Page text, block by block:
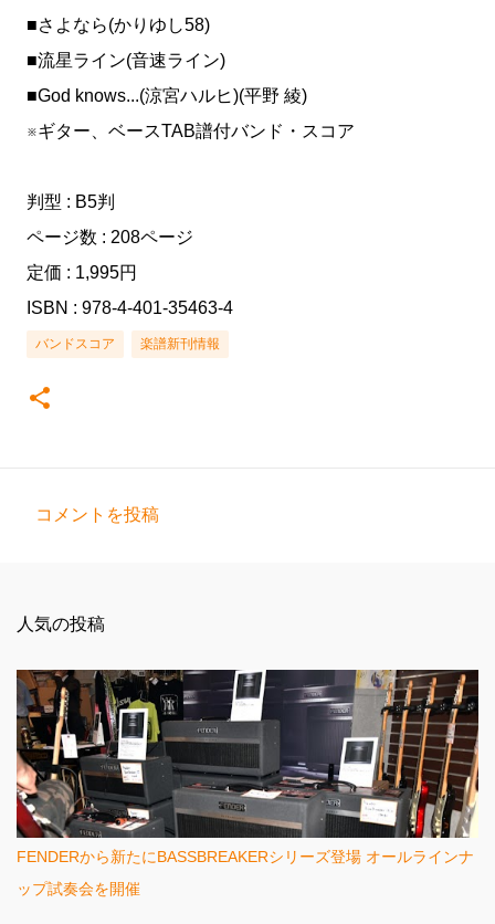
■さよなら(かりゆし58)
■流星ライン(音速ライン)
■God knows...(涼宮ハルヒ)(平野 綾)
※ギター、ベースTAB譜付バンド・スコア
判型 : B5判
ページ数 : 208ページ
定価 : 1,995円
ISBN : 978-4-401-35463-4
バンドスコア 楽譜新刊情報
ト
コメントを投稿
人気の投稿
FENDERから新たにBASSBREAKERシリーズ登場 オールラインナ
ップ試奏会を開催